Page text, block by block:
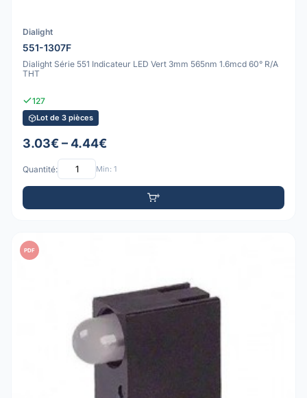
Dialight
551-1307F
Dialight Série 551 Indicateur LED Vert 3mm 565nm 1.6mcd 60° R/A
THT
127
Lot de 3 pièces
3.03€ – 4.44€
Quantité: Min: 1
PDF